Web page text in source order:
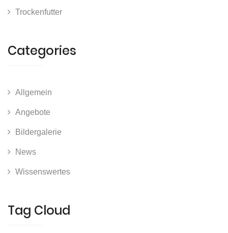
Trockenfutter
Categories
Allgemein
Angebote
Bildergalerie
News
Wissenswertes
Tag Cloud